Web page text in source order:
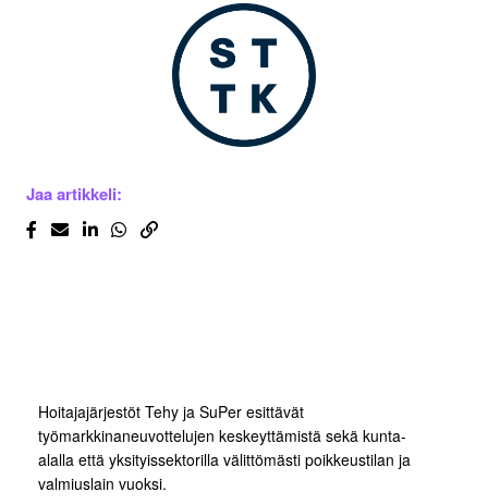
Jaa artikkeli:
Hoitajajärjestöt Tehy ja SuPer esittävät
työmarkkinaneuvottelujen keskeyttämistä sekä kunta-
alalla että yksityissektorilla välittömästi poikkeustilan ja
valmiuslain vuoksi.